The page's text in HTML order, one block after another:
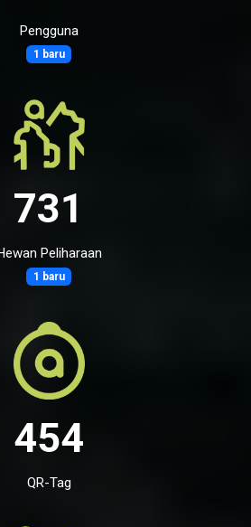
Pengguna
1 baru
731
Peliharaan
1 baru
454
QR-Tag